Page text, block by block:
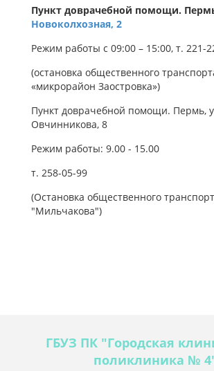
Пункт доврачебной помощи.
Новоколхозная, 2
Режим работы с 09:00 – 15:00, т. 221-
(остановка общественного
«микрорайон Заостровка»)
Пункт доврачебной помощи. Пермь,
Овчинникова, 8
Режим работы: 9.00 - 15.00
т. 258-05-99
(Остановка общественного
"Мильчакова")
ГБУЗ ПК "Городская
поликлиника №